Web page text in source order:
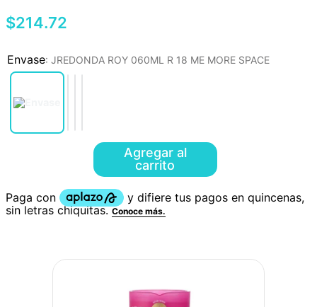
$214.72
: JREDONDA ROY 060ML R 18 ME MORE SPACE
Agregar al
carrito